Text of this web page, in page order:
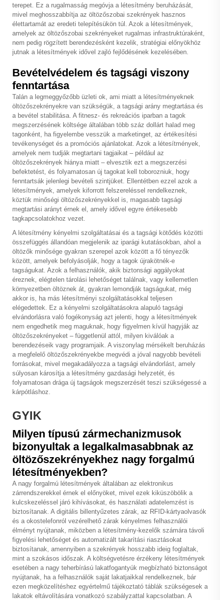
terepet. Ez a rugalmasság megóvja a létesítmény beruházását,
mivel meghosszabbítja az öltözőszobai szekrények hasznos
élettartamát az eredeti telepítésükön túl. Azok a létesítmények,
amelyek az öltözőszobai szekrényeket rugalmas infrastruktúraként,
nem pedig rögzített berendezésként kezelik, stratégiai előnyökhöz
jutnak a létesítmények idővel zajló fejlődésének kezelésében.
Bevételvédelem és tagsági viszony
fenntartása
Talán a legmeggyőzőbb üzleti ok, ami miatt a létesítményeknek
öltözőszekrényekre van szükségük, a tagsági arány megtartása és
a bevétel stabilitása. A fitnesz- és rekreációs iparban a tagok
megszerzésének költsége általában több száz dollárt halad meg
tagonként, ha figyelembe vesszük a marketinget, az értékesítési
tevékenységet és a promóciós ajánlatokat. Azok a létesítmények,
amelyek nem tudják megtartani tagjaikat – például az
öltözőszekrények hiánya miatt – elvesztik ezt a megszerzési
befektetést, és folyamatosan új tagokat kell toborozniuk, hogy
fenntartsák jelenlegi bevételi szintjüket. Ellentétben ezzel azok a
létesítmények, amelyek kiforrott felszereléssel rendelkeznek,
köztük minőségi öltözőszekrényekkel is, magasabb tagsági
megtartási arányt érnek el, amely idővel egyre értékesebb
tagkapcsolatokhoz vezet.
A létesítmény kényelmi szolgáltatásai és a tagsági kötődés közötti
összefüggés állandóan megjelenik az iparági kutatásokban, ahol a
öltözők minősége gyakran szerepel azok között a fő tényezők
között, amelyek befolyásolják, hogy a tagok újrakötnék-e
tagságukat. Azok a felhasználók, akik biztonsági aggályokat
éreznek, elégtelen tárolási lehetőséget találnak, vagy kellemetlen
környezetben öltöznek át, gyakran lemondják tagságukat, még
akkor is, ha más létesítményi szolgáltatásokkal teljesen
elégedettek. Ez a kényelmi szolgáltatásokra alapuló tagsági
elvándorlásra való fogékonyság azt jelenti, hogy a létesítmények
nem engedhetik meg maguknak, hogy figyelmen kívül hagyják az
öltözőszekrényeket – függetlenül attól, milyen kiválóak a
berendezéseik vagy programjaik. A viszonylag mérsékelt beruházás
a megfelelő öltözőszekrényekbe megvédi a jóval nagyobb bevételi
forrásokat, mivel megakadályozza a tagsági elvándorlást, amely
súlyosan károsítja a létesítmény gazdasági helyzetét, és
folyamatosan drága új tagságok megszerzését teszi szükségessé a
kárpótláshoz.
GYIK
Milyen típusú zármechanizmusok
bizonyultak a legalkalmasabbnak az
öltözőszekrényekhez nagy forgalmú
létesítményekben?
A nagy forgalmú létesítmények általában az elektronikus
zárrendszerekkel érnek el előnyöket, mivel ezek kiküszöbölik a
kulcskezeléssel járó kihívásokat, és használati adatelemzést is
biztosítanak. A digitális billentyűzetes zárak, az RFID-kártyaolvasók
és a okostelefonról vezérelhető zárak kényelmes felhasználói
élményt nyújtanak, miközben a létesítmény-kezelők számára távoli
figyelési lehetőséget és automatizált takarítási riasztásokat
biztosítanak, amennyiben a szekrények hosszabb ideig foglaltak,
mint a szokásos időszak. A költségvetésre érzékeny létesítmények
esetében a nagy teherbírású lakatfogantyúk megbízható biztonságot
nyújtanak, ha a felhasználók saját lakatjaikkal rendelkeznek, bár
ezen megközelítéshez egyértelmű tájékoztató táblák szükségesek a
lakatok eltávolítására vonatkozó szabályzattal kapcsolatban. A